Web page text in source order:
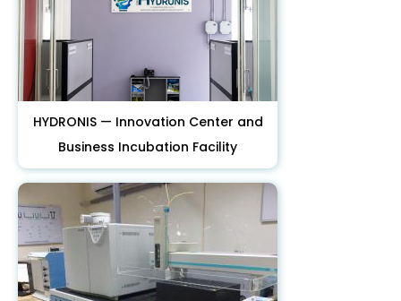
HYDRONIS — Innovation Center and
Business Incubation Facility